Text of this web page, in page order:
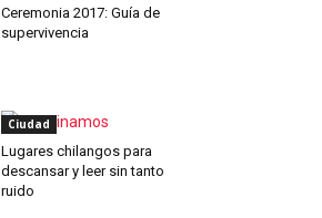
Ceremonia 2017: Guía de
supervivencia
Ciudad
Lugares chilangos para
descansar y leer sin tanto
ruido